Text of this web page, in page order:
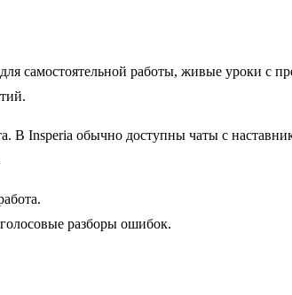
самостоятельной работы, живые уроки с
В Insperia обычно доступны чаты с
разборы ошибок.